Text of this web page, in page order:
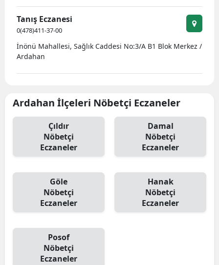
Erzurum
Giresun
Gümüşhane
Hakkari
Mersin
Tanış Eczanesi
0(478)411-37-00
İnönü Mahallesi, Sağlık Caddesi No:3/A B1 Blok Merkez /
Ardahan
Ardahan İlçeleri Nöbetçi Eczaneler
Çıldır
Nöbetçi
Eczaneler
Damal
Nöbetçi
Eczaneler
Göle
Nöbetçi
Eczaneler
Hanak
Nöbetçi
Eczaneler
Posof
Nöbetçi
Eczaneler